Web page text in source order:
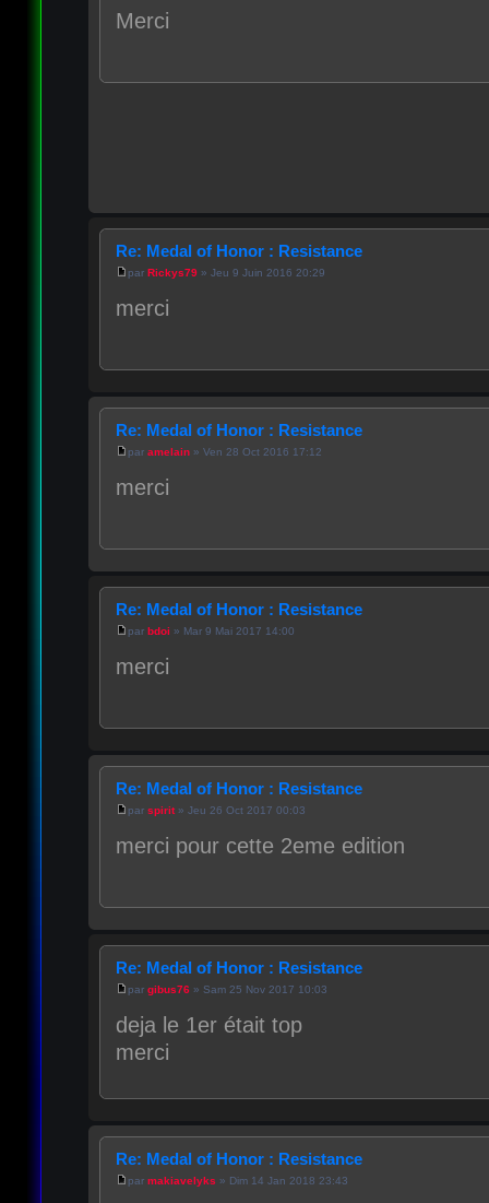
Merci
Re: Medal of Honor : Resistance
par Rickys79» Jeu 9 Juin 2016 20:29
merci
Re: Medal of Honor : Resistance
par amelain» Ven 28 Oct 2016 17:12
merci
Re: Medal of Honor : Resistance
par bdoi » Mar 9 Mai 2017 14:00
merci
Re: Medal of Honor : Resistance
par spirit» Jeu 26 Oct 2017 00:03
merci pour cette 2eme edition
Re: Medal of Honor : Resistance
par gibus76» Sam 25 Nov 2017 10:03
deja le 1er était top
merci
Re: Medal of Honor : Resistance
par makiavelyks » Dim 14 Jan 2018 23:43